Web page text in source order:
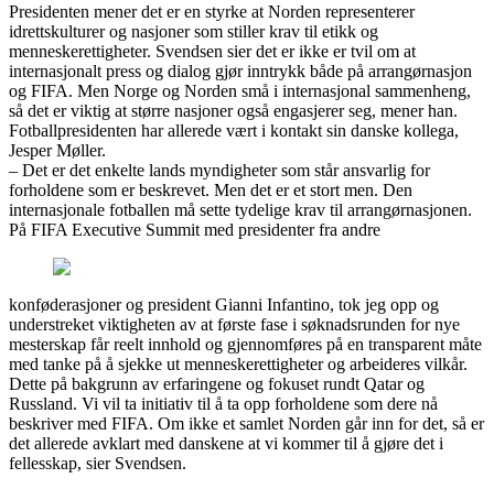
Presidenten mener det er en styrke at Norden representerer
idrettskulturer og nasjoner som stiller krav til etikk og
menneskerettigheter. Svendsen sier det er ikke er tvil om at
internasjonalt press og dialog gjør inntrykk både på arrangørnasjon
og FIFA. Men Norge og Norden små i internasjonal sammenheng,
så det er viktig at større nasjoner også engasjerer seg, mener han.
Fotballpresidenten har allerede vært i kontakt sin danske kollega,
Jesper Møller.
– Det er det enkelte lands myndigheter som står ansvarlig for
forholdene som er beskrevet. Men det er et stort men. Den
internasjonale fotballen må sette tydelige krav til arrangørnasjonen.
På FIFA Executive Summit med presidenter fra andre
konføderasjoner og president Gianni Infantino, tok jeg opp og
understreket viktigheten av at første fase i søknadsrunden for nye
mesterskap får reelt innhold og gjennomføres på en transparent måte
med tanke på å sjekke ut menneskerettigheter og arbeideres vilkår.
Dette på bakgrunn av erfaringene og fokuset rundt Qatar og
Russland. Vi vil ta initiativ til å ta opp forholdene som dere nå
beskriver med FIFA. Om ikke et samlet Norden går inn for det, så er
det allerede avklart med danskene at vi kommer til å gjøre det i
fellesskap, sier Svendsen.